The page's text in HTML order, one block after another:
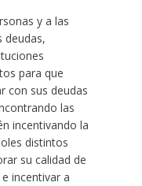
y a las
deudas,
para que
con sus deudas
las
incentivando la
distintos
su calidad de
incentivar a